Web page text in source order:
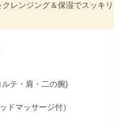
レンジング＆保湿でスッキリ
テ・肩・二の腕)
ドマッサージ付）